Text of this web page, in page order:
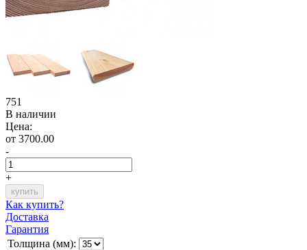
751
В наличии
Цена:
от 3700.00
-
+
Как купить?
Доставка
Гарантия
Толщина (мм):